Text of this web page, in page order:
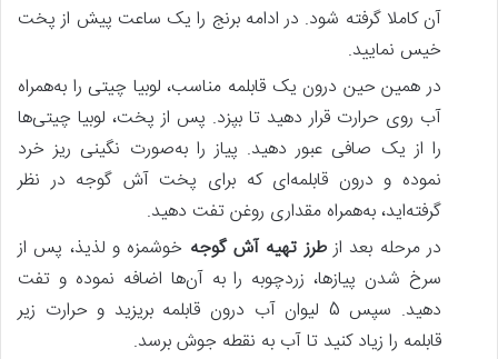
آن کاملا گرفته شود. در ادامه برنج را یک ساعت پیش‌ از پخت
خیس نمایید.
در همین حین درون یک قابلمه مناسب، لوبیا چیتی را به‌همراه
آب روی حرارت قرار دهید تا بپزد. پس‌ از پخت، لوبیا چیتی‌ها
را از یک صافی عبور دهید. پیاز را به‌صورت نگینی ریز خرد
نموده و درون قابلمه‌ای که برای پخت آش گوجه در نظر
گرفته‌اید، به‌همراه مقداری روغن تفت دهید.
در مرحله بعد ازطرز تهیه آش گوجه خوشمزه و لذیذ، پس‌ از
سرخ شدن پیازها، زردچوبه را به آن‌ها اضافه نموده و تفت
دهید. سپس 5 لیوان آب درون قابلمه بریزید و حرارت زیر
قابلمه را زیاد کنید تا آب به نقطه جوش برسد.